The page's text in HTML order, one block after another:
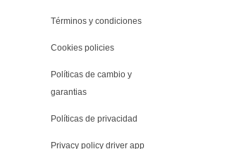
Términos y condiciones
Cookies policies
Políticas de cambio y
garantias
Políticas de privacidad
Privacy policy driver app